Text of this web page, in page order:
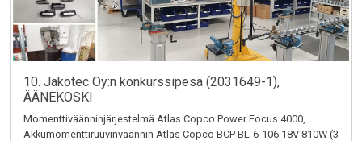
10. Jakotec Oy:n konkurssipesä (2031649-1),
ÄÄNEKOSKI
Momenttiväänninjärjestelmä Atlas Copco Power Focus 4000,
Akkumomenttiruuvinväännin Atlas Copco BCP BL-6-106 18V 810W (3